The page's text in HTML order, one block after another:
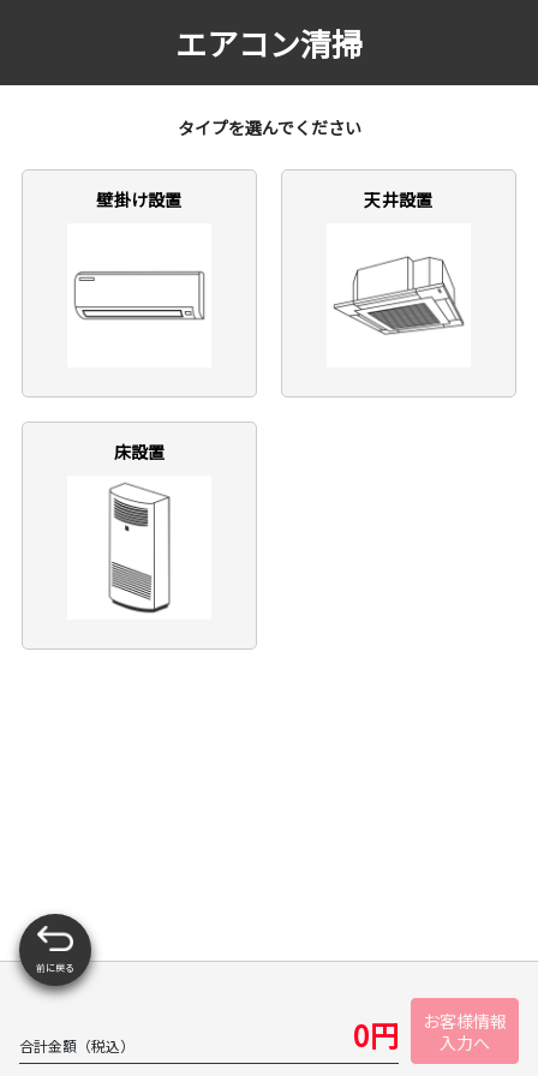
エアコン清掃
タイプを選んでください
壁掛け設置 天井設置
床設置
合計金額（税込） 0円
お客様情報
入力へ
前に戻る